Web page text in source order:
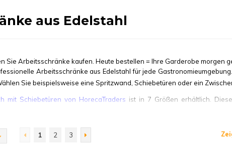
aus Edelstahl
Sie Arbeitsschränke kaufen. Heute bestellen = Ihre Garderobe morgen
Arbeitsschränke aus Edelstahl für jede
Sie beispielsweise eine Spritzwand, Schiebetüren oder ein
mit Schiebetüren von HorecaTraders ist in 7 Größen erhältlich.
Edelstahl AISI304 und Edelstahl
1 2 3